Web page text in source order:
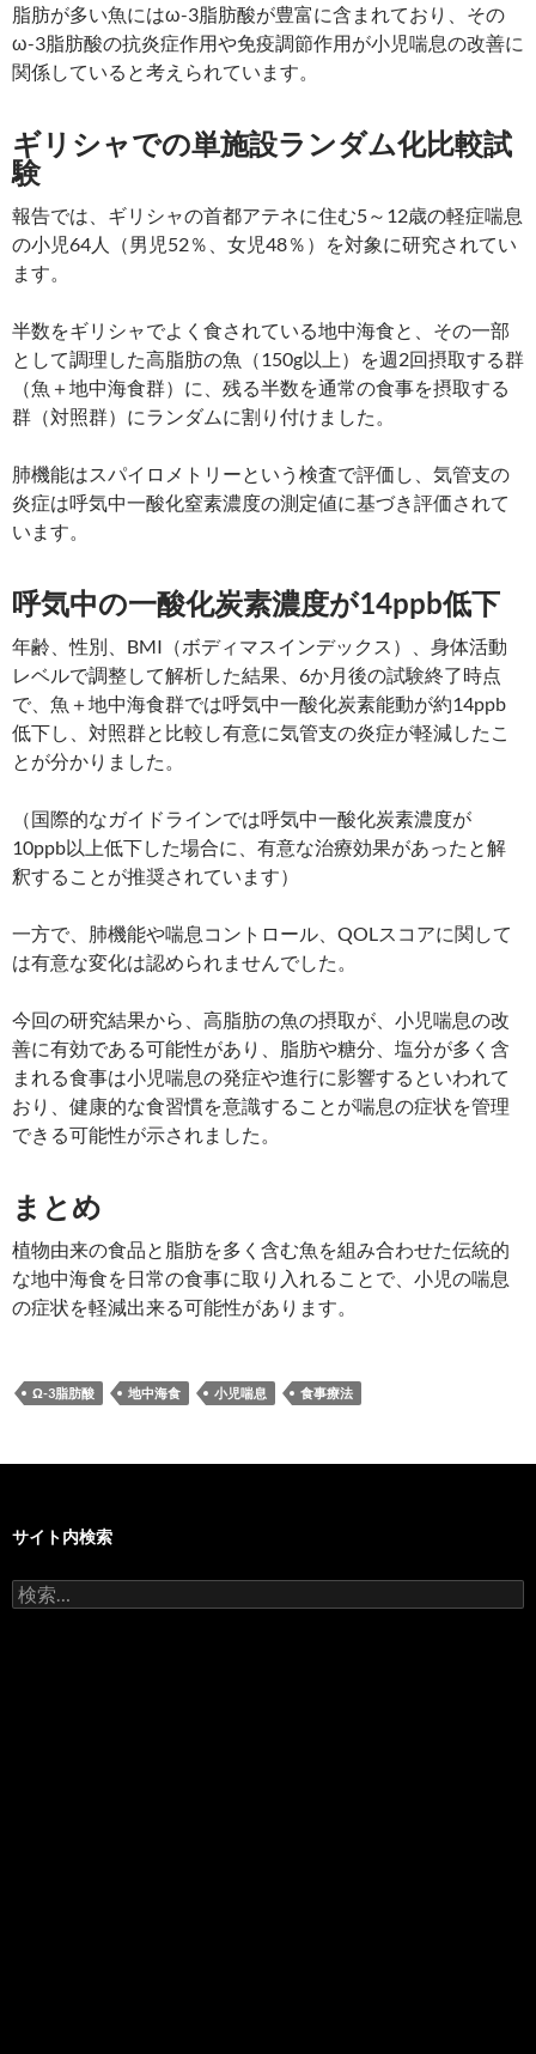
脂肪が多い魚にはω-3脂肪酸が豊富に含まれており、その
ω-3脂肪酸の抗炎症作用や免疫調節作用が小児喘息の改善に
関係していると考えられています。
ギリシャでの単施設ランダム化比較試
験
報告では、ギリシャの首都アテネに住む5～12歳の軽症喘息
の小児64人（男児52％、女児48％）を対象に研究されてい
ます。
半数をギリシャでよく食されている地中海食と、その一部
として調理した高脂肪の魚（150g以上）を週2回摂取する群
（魚＋地中海食群）に、残る半数を通常の食事を摂取する
群（対照群）にランダムに割り付けました。
肺機能はスパイロメトリーという検査で評価し、気管支の
炎症は呼気中一酸化窒素濃度の測定値に基づき評価されて
います。
呼気中の一酸化炭素濃度が14ppb低下
年齢、性別、BMI（ボディマスインデックス）、身体活動
レベルで調整して解析した結果、6か月後の試験終了時点
で、魚＋地中海食群では呼気中一酸化炭素能動が約14ppb
低下し、対照群と比較し有意に気管支の炎症が軽減したこ
とが分かりました。
（国際的なガイドラインでは呼気中一酸化炭素濃度が
10ppb以上低下した場合に、有意な治療効果があったと解
釈することが推奨されています）
一方で、肺機能や喘息コントロール、QOLスコアに関して
は有意な変化は認められませんでした。
今回の研究結果から、高脂肪の魚の摂取が、小児喘息の改
善に有効である可能性があり、脂肪や糖分、塩分が多く含
まれる食事は小児喘息の発症や進行に影響するといわれて
おり、健康的な食習慣を意識することが喘息の症状を管理
できる可能性が示されました。
まとめ
植物由来の食品と脂肪を多く含む魚を組み合わせた伝統的
な地中海食を日常の食事に取り入れることで、小児の喘息
の症状を軽減出来る可能性があります。
Ω-3脂肪酸 地中海食 小児喘息 食事療法
サイト内検索
検
索: